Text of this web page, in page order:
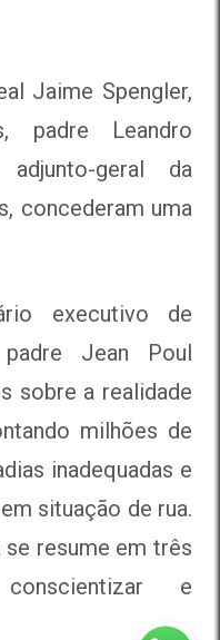
Jaime Spengler,
padre Leandro
adjunto-geral da
concederam uma
executivo de
padre Jean Poul
sobre a realidade
milhões de
inadequadas e
situação de rua.
se resume em três
e